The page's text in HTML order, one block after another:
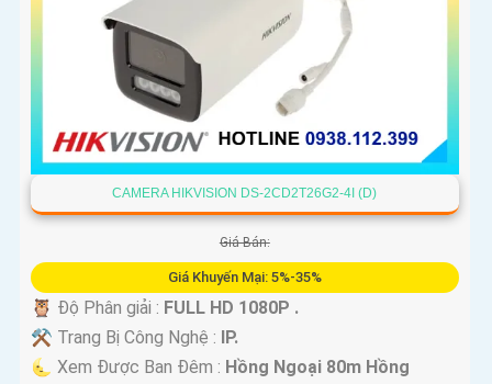
CAMERA HIKVISION DS-2CD2T26G2-4I (D)
Giá Bán:
Giá Khuyến Mại: 5%-35%
🦉 Độ Phân giải : FULL HD 1080P .
⚒ Trang Bị Công Nghệ : IP.
🌜 Xem Được Ban Đêm : Hồng Ngoại 80m Hồng